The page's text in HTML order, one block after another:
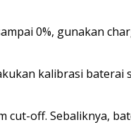
0%, gunakan
kalibrasi baterai
off. Sebaliknya,